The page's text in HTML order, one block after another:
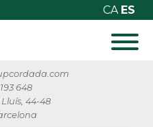
CA ES
648
44-48